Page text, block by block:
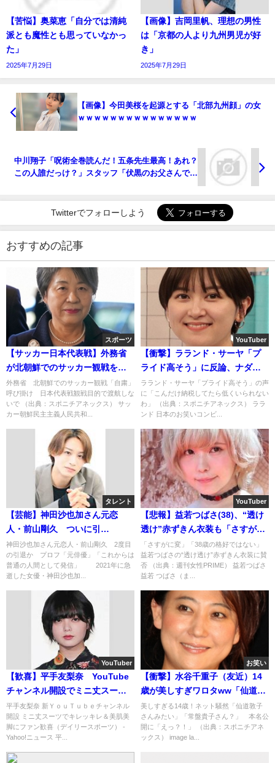
【苦悩】奥菜恵「自分では清純
派とも魔性とも思っていなかっ
た」
2025年7月29日
【画像】吉岡里帆、理想の男性
は「京都の人より九州男児が好
き」
2025年7月29日
【画像】今田美桜を起源とする「北部九州顔」の女
ｗｗｗｗｗｗｗｗｗｗｗｗｗｗｗ
中川翔子「呪術全巻読んだ！五条先生最高！あれ？
この人誰だっけ？」スタッフ「伏黒のお父さんです
Twitterでフォローしよう
おすすめの記事
スポーツ
【サッカー日本代表戦】外務省
が北朝鮮でのサッカー観戦を
「自粛」呼びかけ・・・
外務省 北朝鮮でのサッカー観戦「自粛」
呼び掛け 日本代表戦観戦目的で渡航しな
いで （出典：スポニチアネックス） サッ
カー朝鮮民主主義人民共和...
YouTuber
【衝撃】ラランド・サーヤ「プ
ライド高そう」に反論、ナダル
「こんだけ納税してたら低くい
られないわ」・・・(ﾟ∀ﾟ)
ラランド・サーヤ「プライド高そう」の声
に「こんだけ納税してたら低くいられない
わ」 （出典：スポニチアネックス） ララ
ンド 日本のお笑いコンビ...
タレント
【芸能】神田沙也加さん元恋
人・前山剛久 ついに引
退・・・「これからは普通の人
間として発信」
神田沙也加さん元恋人・前山剛久 2度目
の引退か プロフ「元俳優」「これからは
普通の人間として発信」 2021年に急
逝した女優・神田沙也加...
YouTuber
【悲報】益若つばさ(38)、“透け
透け”赤ずきん衣装も「さすがに
変」・・・
「さすがに変」「38歳の格好ではない」
益若つばさの“透け透け”赤ずきん衣装に賛
否 （出典：週刊女性PRIME） 益若つばさ
益若 つばさ（ま...
YouTuber
【歓喜】平手友梨奈 YouTube
チャンネル開設でミニ丈スーツ
でキレッキレ＆美肌美脚！！足
きれい」「大人の魅力が！」
平手友梨奈 新ＹｏｕＴｕｂｅチャンネル
開設 ミニ丈スーツでキレッキレ＆美肌美
脚にファン歓喜（デイリースポーツ） -
Yahoo!ニュース 平...
お笑い
【衝撃】水谷千重子（友近）14
歳が美しすぎワロタww「仙道敦
子さんみたい」「常盤貴子さ
ん？」
美しすぎる14歳！ネット騒然「仙道敦子
さんみたい」「常盤貴子さん？」 本名公
開に「えっ？！」 （出典：スポニチアネ
ックス） image la...